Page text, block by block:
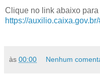
Clique no link abaixo
https://
às 00:00 Nenhum